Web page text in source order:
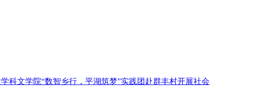
文学院“数智乡行，平湖筑梦”实践团赴群丰村开展社会